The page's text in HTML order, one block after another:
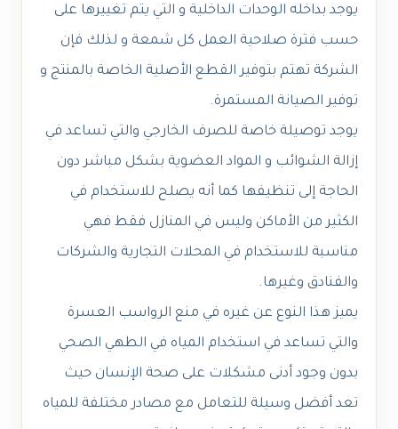
يوجد بداخله الوحدات الداخلية و التي يتم تغييرها على
حسب فترة صلاحية العمل كل شمعة و لذلك فإن
الشركة تهتم بتوفير القطع الأصلية الخاصة بالمنتج و
توفير الصيانة المستمرة.
يوجد توصيلة خاصة للصرف الخارجي والتي تساعد في
إزالة الشوائب و المواد العضوية بشكل مباشر دون
الحاجة إلى تنظيفها كما أنه يصلح للاستخدام في
الكثير من الأماكن وليس في المنازل فقط فهي
مناسبة للاستخدام في المحلات التجارية والشركات
والفنادق وغيرها.
يميز هذا النوع عن غيره في منع الرواسب العسرة
والتي تساعد في استخدام المياه في الطهي الصحي
بدون وجود أدنى مشكلات على صحة الإنسان حيث
تعد أفضل وسيلة للتعامل مع مصادر مختلفة للمياه